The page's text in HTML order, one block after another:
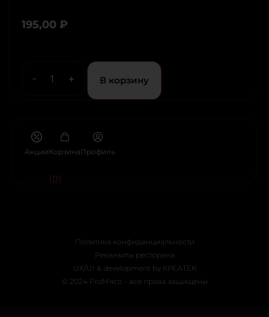
195,00 ₽
- + В корзину
АкцииКорзина
(0)
Профиль
Политика конфиденциальности
Реквизиты ресторана
UX/UI & development by КРЕАТЕК
© 2024 ProМясо - все права защищены